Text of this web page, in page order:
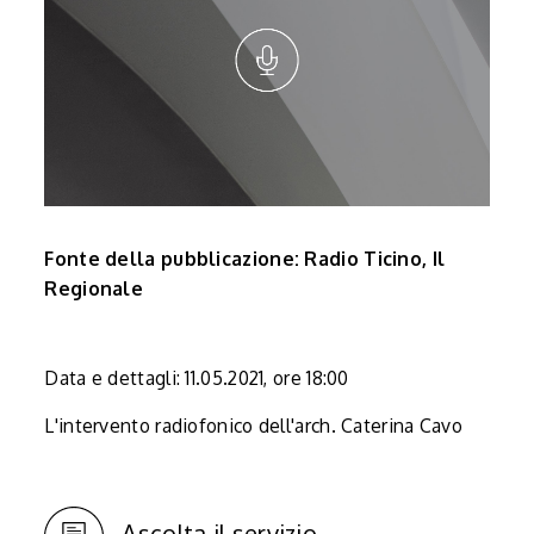
Fonte della pubblicazione: Radio Ticino, Il
Regionale
Data e dettagli: 11.05.2021, ore 18:00
L'intervento radiofonico dell'arch. Caterina Cavo